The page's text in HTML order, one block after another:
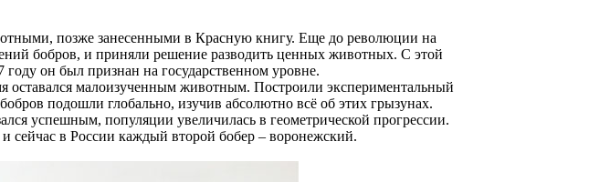
позже занесенными в Красную книгу. Еще до революции на
бобров, и приняли решение разводить ценных животных. С этой
он был признан на государственном уровне.
оставался малоизученным животным. Построили экспериментальный
подошли глобально, изучив абсолютно всё об этих грызунах.
успешным, популяции увеличилась в геометрической прогрессии.
сейчас в России каждый второй бобер – воронежский.